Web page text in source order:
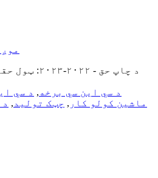
© د چاپ حق - ۲۰۲۲-۲۰۲۳: ټول حقونه خوندي دي.
د سي این سي برخه , د سي
ماشین کولو کار , چټک تولید ,